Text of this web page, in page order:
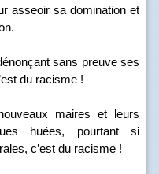
asseoir sa domination et
sans preuve ses
du racisme !
maires et leurs
huées, pourtant si
c’est du racisme !